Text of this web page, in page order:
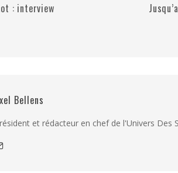
: interview
Bellens
et rédacteur en chef de l'Univers Des